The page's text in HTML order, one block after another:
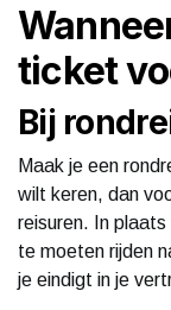
ticket
Bij
Maak je een
wilt keren, dan
reisuren. In
te moeten rijden
je eindigt in je